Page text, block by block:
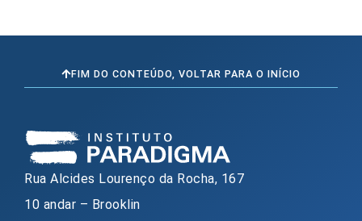
FIM DO CONTEÚDO, VOLTAR PARA O INÍCIO
Rua Alcides Lourenço da Rocha, 167
10 andar – Brooklin